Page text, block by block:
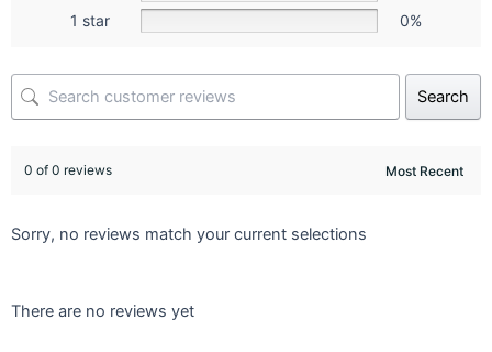
1 star
0%
Search
0 of 0 reviews
Sorry, no reviews match your current selections
There are no reviews yet